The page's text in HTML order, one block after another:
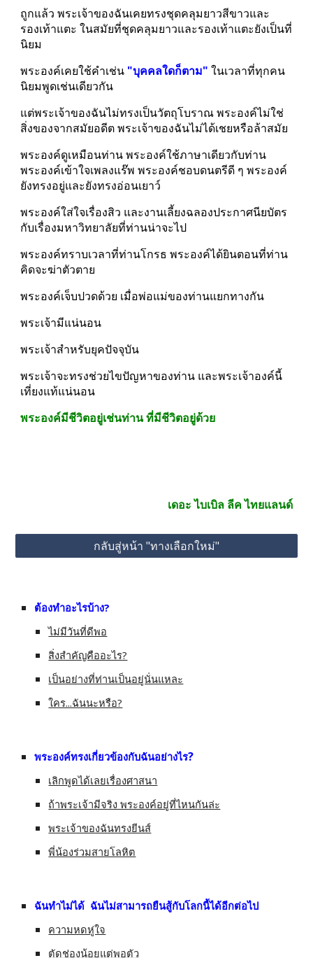
ถูกแล้ว พระเจ้าของฉันเคยทรงชุดคลุมยาวสีขาวและ
รองเท้าแตะ ในสมัยที่ชุดคลุมยาวและรองเท้าแตะยังเป็นที่
นิยม
พระองค์เคยใช้คำเช่น "บุคคลใดก็ตาม" ในเวลาที่ทุกคน
นิยมพูดเช่นเดียวกัน
แต่พระเจ้าของฉันไม่ทรงเป็นวัตถุโบราณ พระองค์ไม่ใช่
สิ่งของจากสมัยอดีต พระเจ้าของฉันไม่ได้เชยหรือล้าสมัย
พระองค์ดูเหมือนท่าน พระองค์ใช้ภาษาเดียวกับท่าน
พระองค์เข้าใจเพลงแร๊พ พระองค์ชอบดนตรีดี ๆ พระองค์
ยังทรงอยู่และยังทรงอ่อนเยาว์
พระองค์ใส่ใจเรื่องสิว และงานเลี้ยงฉลองประกาศนียบัตร
กับเรื่องมหาวิทยาลัยที่ท่านน่าจะไป
พระองค์ทราบเวลาที่ท่านโกรธ พระองค์ได้ยินตอนที่ท่าน
คิดจะฆ่าตัวตาย
พระองค์เจ็บปวดด้วย เมื่อพ่อแม่ของท่านแยกทางกัน
พระเจ้ามีแน่นอน
พระเจ้าสำหรับยุคปัจจุบัน
พระเจ้าจะทรงช่วยไขปัญหาของท่าน และพระเจ้าองค์นี้
เที่ยงแท้แน่นอน
พระองค์มีชีวิตอยู่เช่นท่าน ที่มีชีวิตอยู่ด้วย
เดอะ ไบเบิล ลีค ไทยแลนด์
กลับสู่หน้า "ทางเลือกใหม่"
ต้องทำอะไรบ้าง?
ไม่มีวันที่ดีพอ
สิ่งสำคัญคืออะไร?
เป็นอย่างที่ท่านเป็นอยู่นั่นแหละ
ใคร...ฉันนะหรือ?
พระองค์ทรงเกี่ยวข้องกับฉันอย่างไร?
เลิกพูดได้เลยเรื่องศาสนา
ถ้าพระเจ้ามีจริง พระองค์อยู่ที่ไหนกันล่ะ
พระเจ้าของฉันทรงยีนส์
พี่น้องร่วมสายโลหิต
ฉันทำไม่ได้  ฉันไม่สามารถยืนสู้กับโลกนี้ได้อีกต่อไป
ความหดหู่ใจ
ตัดช่องน้อยแต่พอตัว